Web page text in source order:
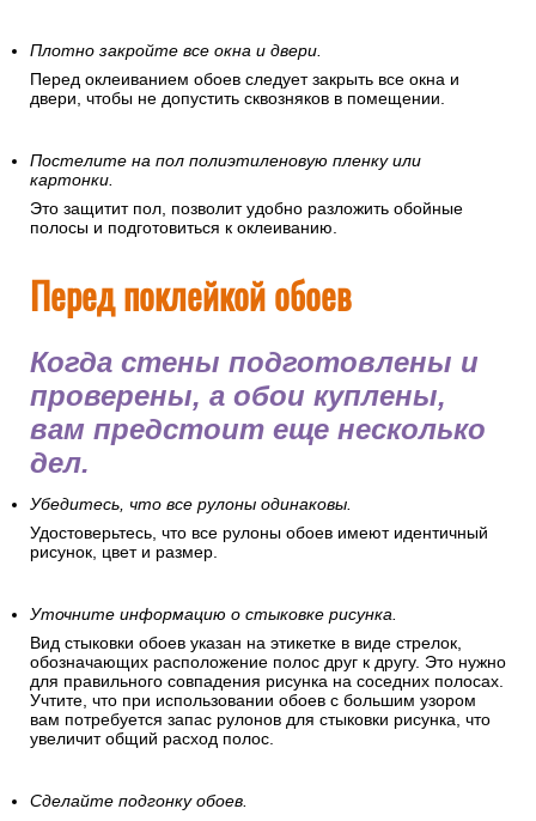
Плотно закройте все окна и двери.
Перед оклеиванием обоев следует закрыть все окна и
двери, чтобы не допустить сквозняков в помещении.
Постелите на пол полиэтиленовую пленку или
картонки.
Это защитит пол, позволит удобно разложить обойные
полосы и подготовиться к оклеиванию.
Перед поклейкой обоев
Когда стены подготовлены и
проверены, а обои куплены,
вам предстоит еще несколько
дел.
Убедитесь, что все рулоны одинаковы.
Удостоверьтесь, что все рулоны обоев имеют идентичный
рисунок, цвет и размер.
Уточните информацию о стыковке рисунка.
Вид стыковки обоев указан на этикетке в виде стрелок,
обозначающих расположение полос друг к другу. Это нужно
для правильного совпадения рисунка на соседних полосах.
Учтите, что при использовании обоев с большим узором
вам потребуется запас рулонов для стыковки рисунка, что
увеличит общий расход полос.
Сделайте подгонку обоев.